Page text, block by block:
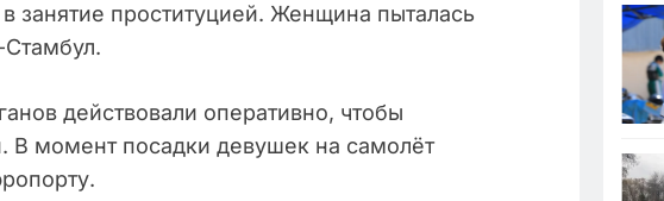
занятие проституцией. Женщина пыталась
действовали оперативно, чтобы
В момент посадки девушек на самолёт